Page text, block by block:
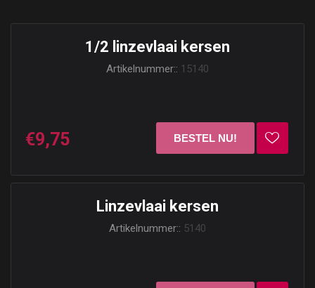
1/2 linzevlaai kersen
Artikelnummer:: 15140
€9,75
Linzevlaai kersen
Artikelnummer:: 5140